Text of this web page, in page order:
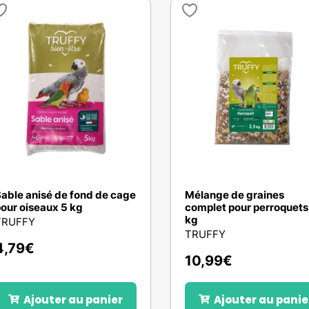
anisé de fond de cage
oiseaux 5 kg
€
Ajouter au panier
Mélange de graines
complet pour
kg
TRUFFY
10,99€
Ajouter au